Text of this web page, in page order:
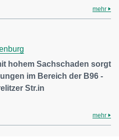
mehr
hohem Sachschaden sorgt
im Bereich der B96 -
Str.in
mehr